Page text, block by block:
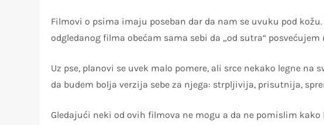
Filmovi o psima imaju poseban dar da nam se uvuku pod
odgledanog filma obećam sama sebi da „od sutra“
Uz pse, planovi se uvek malo pomere, ali srce nekako legne na
da budem bolja verzija sebe za njega: strpljivija, prisutnija,
Gledajući neki od ovih filmova ne mogu a da ne pomislim